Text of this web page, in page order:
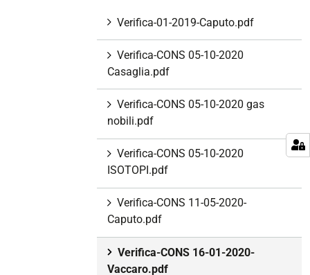
Verifica-01-2019-Caputo.pdf
Verifica-CONS 05-10-2020
Casaglia.pdf
Verifica-CONS 05-10-2020 gas
nobili.pdf
Verifica-CONS 05-10-2020
ISOTOPI.pdf
Verifica-CONS 11-05-2020-
Caputo.pdf
Verifica-CONS 16-01-2020-
Vaccaro.pdf